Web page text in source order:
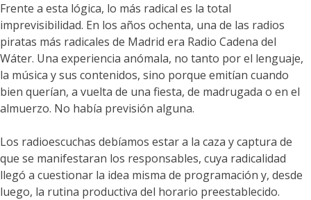
Frente a esta lógica, lo más radical es la total
imprevisibilidad. En los años ochenta, una de las radios
piratas más radicales de Madrid era Radio Cadena del
Wáter. Una experiencia anómala, no tanto por el lenguaje,
la música y sus contenidos, sino porque emitían cuando
bien querían, a vuelta de una fiesta, de madrugada o en el
almuerzo. No había previsión alguna.
Los radioescuchas debíamos estar a la caza y captura de
que se manifestaran los responsables, cuya radicalidad
llegó a cuestionar la idea misma de programación y, desde
luego, la rutina productiva del horario preestablecido.